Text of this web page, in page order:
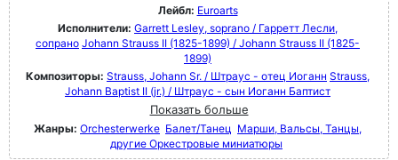
Лейбл: Euroarts
Исполнители: Garrett Lesley, soprano / Гарретт Лесли,
сопрано Johann Strauss II (1825-1899) / Johann Strauss II (1825-
1899)
Композиторы: Strauss, Johann Sr. / Штраус - отец Иоганн Strauss,
Johann Baptist II (jr.) / Штраус - сын Иоганн Баптист
Показать больше
Жанры: Orchesterwerke Балет/Танец Марши, Вальсы, Танцы,
другие Оркестровые миниатюры